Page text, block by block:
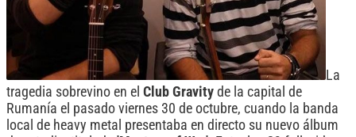
La
tragedia sobrevino en el Club Gravity de la capital de
Rumanía el pasado viernes 30 de octubre, cuando la banda
local de heavy metal presentaba en directo su nuevo álbum